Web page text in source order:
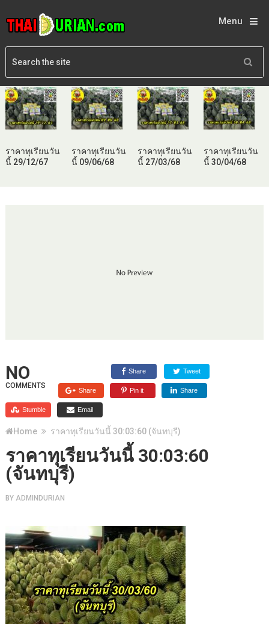
Menu
ราคาทุเรียนวัน
นี้ 29/12/67
ราคาทุเรียนวัน
นี้ 09/06/68
ราคาทุเรียนวัน
นี้ 27/03/68
ราคาทุเรียนวัน
นี้ 30/04/68
NO
COMMENTS
Share Tweet
Share Pin it Share
Stumble Email
Home ราคาทุเรียนวันนี้ 30:03:60 (จันทบุรี)
ราคาทุเรียนวันนี้ 30:03:60
(จันทบุรี)
BY ADMINDURIAN